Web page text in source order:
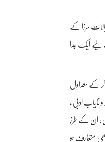
مرزا کے
لیے ایک جدا
کر کے متداول
نایاب ادبی ،
، ان کے طرزِ
متعارف ہو